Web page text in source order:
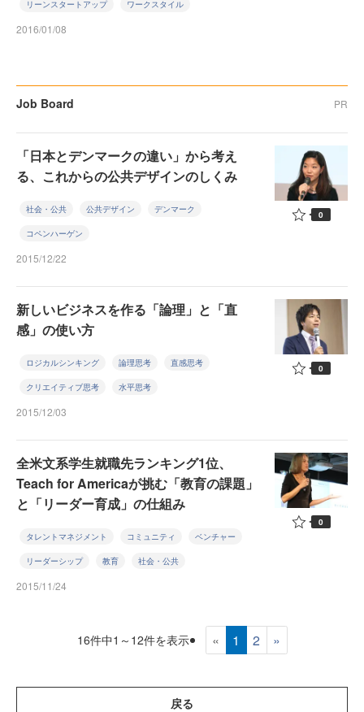
リーンスタートアップ ワークスタイル
2016/01/08
Job Board PR
「日本とデンマークの違い」から考え
る、これからの公共デザインのしくみ
社会・公共 公共デザイン デンマーク
コペンハーゲン
2015/12/22
0
新しいビジネスを作る「論理」と「直
感」の使い方
ロジカルシンキング 論理思考 直感思考
クリエイティブ思考 水平思考
2015/12/03
0
全米文系学生就職先ランキング1位、
Teach for Americaが挑む「教育の課題」
と「リーダー育成」の仕組み
タレントマネジメント コミュニティ ベンチャー
リーダーシップ 教育 社会・公共
2015/11/24
0
16件中1～12件を表示 « 1 2 »
戻る